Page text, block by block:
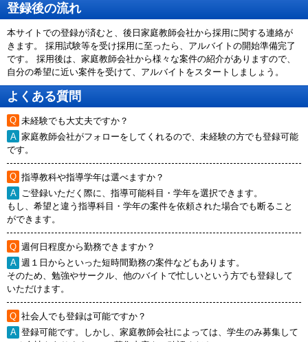
登録後の流れ
本サイトでの登録が済むと、後日家庭教師会社から採用に関する連絡が
きます。 採用試験等を受け採用に至ったら、アルバイトの開始準備完了
です。 採用後は、家庭教師会社から様々な案件の紹介がありますので、
自分の希望に近い案件を受けて、アルバイトをスタートしましょう。
よくある質問
未経験でも大丈夫ですか？
家庭教師会社がフォローをしてくれるので、未経験の方でも登録可能
です。
指導教科や指導学年は選べますか？
ご登録いただく際に、指導可能科目・学年を選択できます。
もし、希望と違う指導科目・学年の案件を依頼された場合でも断ること
ができます。
週何日程度から勤務できますか？
週１日からといった短時間勤務の案件などもあります。
そのため、勉強やサークル、他のバイトで忙しいという方でも登録して
いただけます。
社会人でも登録は可能ですか？
登録可能です。しかし、家庭教師会社によっては、学生のみ募集して